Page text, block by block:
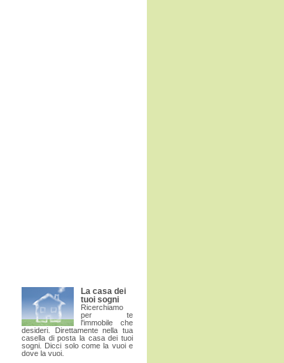
La casa dei
tuoi sogni
Ricerchiamo
per te
l'immobile che
desideri. Direttamente nella tua
casella di posta la casa dei tuoi
sogni. Dicci solo come la vuoi e
dove la vuoi.